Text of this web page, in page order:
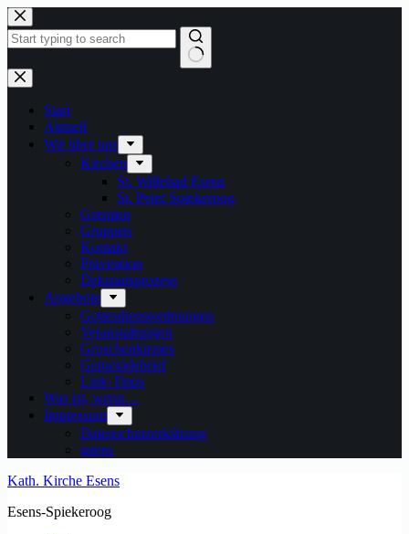
Zum
Inhalt
springen
Keine
Ergebnisse
Start
Aktuell
Wir über uns
Kirchen
St. Willehad Esens
St. Peter Spiekeroog
Gremien
Gruppen
Kontakt
Prävention
Dekanatsprozess
Angebote
Gottesdienstordnungen
Veranstaltungen
Groschenkirmes
Gemeindebrief
Link-Tipps
Was ist, wenn…
Impressum
Datenschutzerklärung
intern
Kath. Kirche Esens
Esens-Spiekeroog